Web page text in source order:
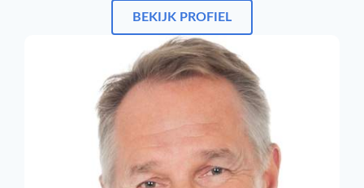
BEKIJK PROFIEL